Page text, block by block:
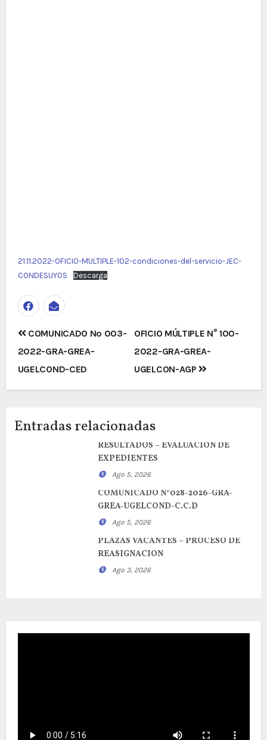
21.11.2022-OFICIO-MULTIPLE-102-condiciones-del-servicio-JEC-
CONDESUYOS
Descarga
Navegación
de
entradas
COMUNICADO Nº 003-
2022-GRA-GREA-
UGELCOND-CED
OFICIO MÚLTIPLE N° 100-
2022-GRA-GREA-
UGELCON-AGP
Entradas relacionadas
RESULTADOS – EVALUACION DE
EXPEDIENTES
Ago 5, 2026
COMUNICADO N°028-2026-GRA-
GREA-UGELCOND-C.C.D
Ago 5, 2026
PLAZAS VACANTES – PROCESO DE
REASIGNACION
Ago 3, 2026